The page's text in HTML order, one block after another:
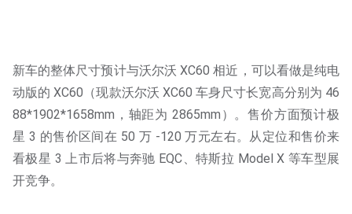
新车的整体尺寸预计与沃尔沃 XC60 相近，可以看做是纯电
动版的 XC60（现款沃尔沃 XC60 车身尺寸长宽高分别为 46
88*1902*1658mm，轴距为 2865mm）。售价方面预计极
星 3 的售价区间在 50 万 -120 万元左右。从定位和售价来
看极星 3 上市后将与奔驰 EQC、特斯拉 Model X 等车型展
开竞争。